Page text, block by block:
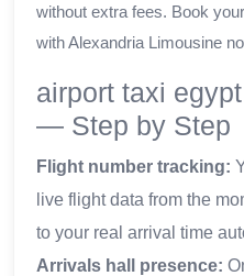
without extra fees. Book
with Alexandria Limousine
airport taxi
— Step by Step
Flight number tracking:
live flight data from the
to your real arrival time
Arrivals hall presence: